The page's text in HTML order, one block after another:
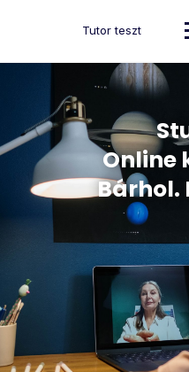
Tutor teszt
Online
Bárhol.